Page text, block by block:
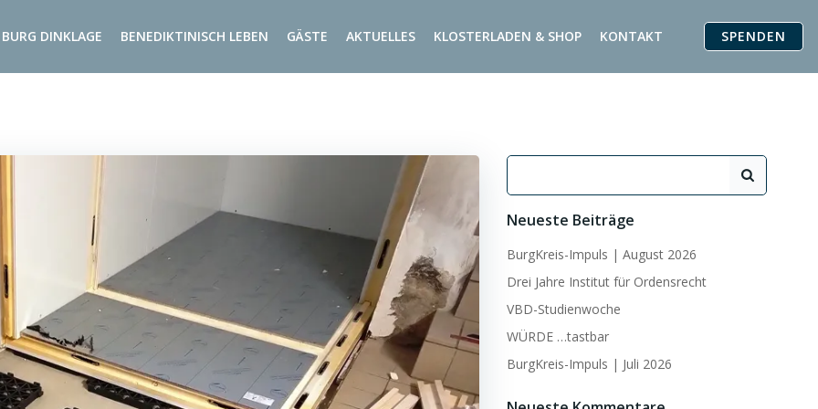
BURG DINKLAGE BENEDIKTINISCH LEBEN GÄSTE AKTUELLES KLOSTERLADEN & SHOP KONTAKT SPENDEN
for:
Neueste Beiträge
BurgKreis-Impuls | August 2026
Drei Jahre Institut für Ordensrecht
VBD-Studienwoche
WÜRDE …tastbar
BurgKreis-Impuls | Juli 2026